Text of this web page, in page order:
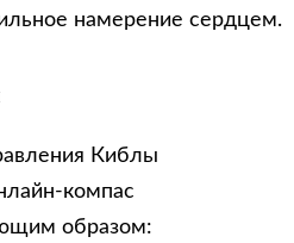
намерение сердцем.
Киблы
компас
образом: